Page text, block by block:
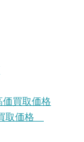
価買取価格
取価格